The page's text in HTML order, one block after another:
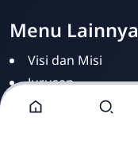
Menu Lainnya
Visi dan Misi
Jurusan
Ekstrakurikuler